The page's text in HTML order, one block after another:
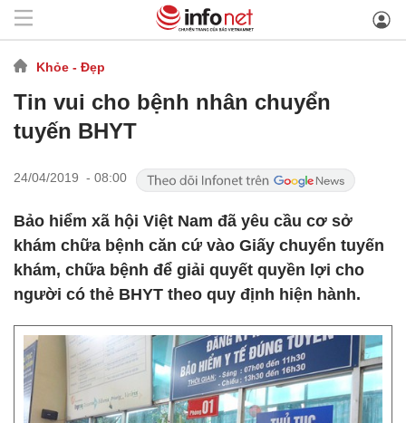
Khỏe - Đẹp
Tin vui cho bệnh nhân chuyển
tuyến BHYT
24/04/2019 - 08:00
Bảo hiểm xã hội Việt Nam đã yêu cầu cơ sở
khám chữa bệnh căn cứ vào Giấy chuyển tuyến
khám, chữa bệnh để giải quyết quyền lợi cho
người có thẻ BHYT theo quy định hiện hành.